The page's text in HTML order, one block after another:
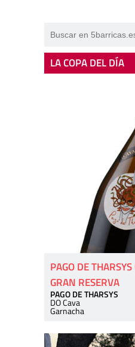
LA COPA DEL DÍA
PAGO DE
GRAN RESERVA
PAGO DE THARSYS
DO Cava
Garnacha